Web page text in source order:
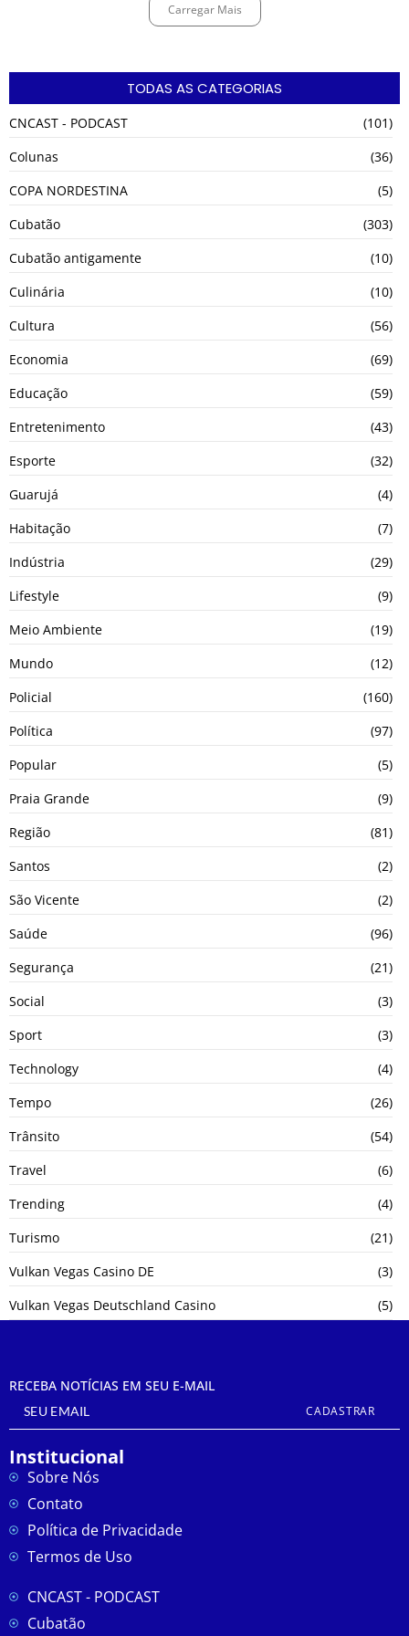
Carregar Mais
TODAS AS CATEGORIAS
CNCAST - PODCAST
(101)
Colunas
(36)
COPA NORDESTINA
(5)
Cubatão
(303)
Cubatão antigamente
(10)
Culinária
(10)
Cultura
(56)
Economia
(69)
Educação
(59)
Entretenimento
(43)
Esporte
(32)
Guarujá
(4)
Habitação
(7)
Indústria
(29)
Lifestyle
(9)
Meio Ambiente
(19)
Mundo
(12)
Policial
(160)
Política
(97)
Popular
(5)
Praia Grande
(9)
Região
(81)
Santos
(2)
São Vicente
(2)
Saúde
(96)
Segurança
(21)
Social
(3)
Sport
(3)
Technology
(4)
Tempo
(26)
Trânsito
(54)
Travel
(6)
Trending
(4)
Turismo
(21)
Vulkan Vegas Casino DE
(3)
Vulkan Vegas Deutschland Casino
(5)
RECEBA NOTÍCIAS EM SEU E-MAIL
CADASTRAR
Institucional
Sobre Nós
Contato
Política de Privacidade
Termos de Uso
CNCAST - PODCAST
Cubatão